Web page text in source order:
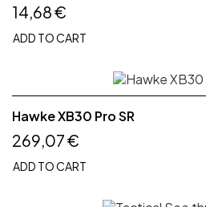
14,68 €
ADD TO CART
Hawke XB30 Pro SR
269,07 €
ADD TO CART